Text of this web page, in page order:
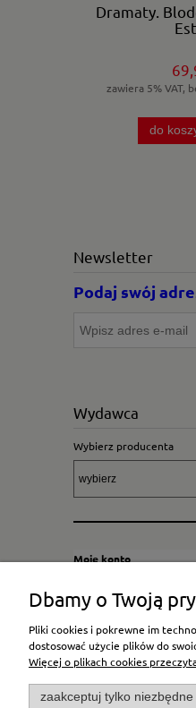
Dramaty.
zawiera 5% VAT,
do
Newsletter
Podaj swój
Wydawca
Wybierz producenta
Moje konto
Twoje zamówienia
Ustawienia konta
Przechowalnia
Dbamy o Twoją
Pliki cookies i pokrewne im
dostosować użycie plików do
Więcej o plikach cookies
zaakceptuj tylko niezbędne